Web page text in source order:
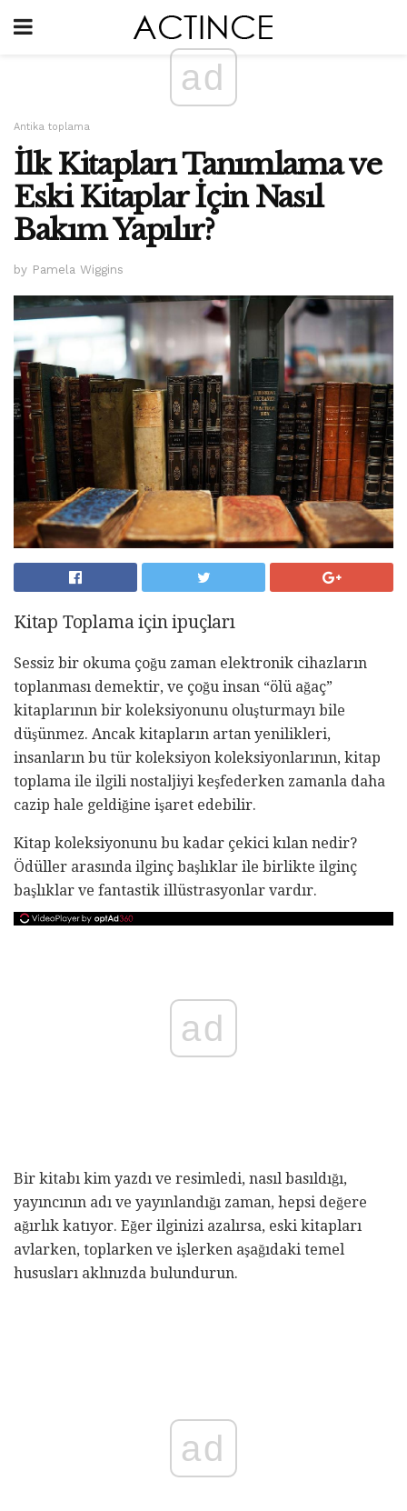
ad
Antika toplama
İlk Kitapları Tanımlama ve
Eski Kitaplar İçin Nasıl
Bakım Yapılır?
by Pamela Wiggins
Kitap Toplama için ipuçları
Sessiz bir okuma çoğu zaman elektronik cihazların
toplanması demektir, ve çoğu insan “ölü ağaç”
kitaplarının bir koleksiyonunu oluşturmayı bile
düşünmez. Ancak kitapların artan yenilikleri,
insanların bu tür koleksiyon koleksiyonlarının, kitap
toplama ile ilgili nostaljiyi keşfederken zamanla daha
cazip hale geldiğine işaret edebilir.
Kitap koleksiyonunu bu kadar çekici kılan nedir?
Ödüller arasında ilginç başlıklar ile birlikte ilginç
başlıklar ve fantastik illüstrasyonlar vardır.
ad
Bir kitabı kim yazdı ve resimledi, nasıl basıldığı,
yayıncının adı ve yayınlandığı zaman, hepsi değere
ağırlık katıyor. Eğer ilginizi azalırsa, eski kitapları
avlarken, toplarken ve işlerken aşağıdaki temel
hususları aklınızda bulundurun.
ad